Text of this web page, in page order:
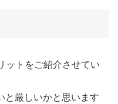
ットをご紹介させてい
と厳しいかと思います